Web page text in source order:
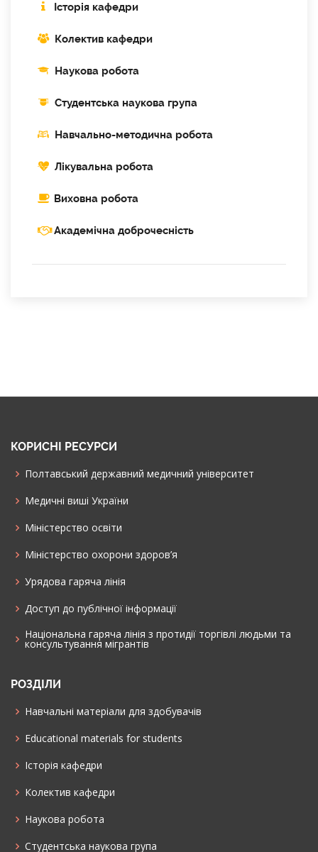
Історія кафедри
Колектив кафедри
Наукова робота
Cтудентська наукова група
Навчально-методична робота
Лікувальна робота
Виховна робота
Академічна доброчесність
КОРИСНІ РЕСУРСИ
Полтавський державний медичний університет
Медичні виші України
Міністерство освіти
Міністерство охорони здоров’я
Урядова гаряча лінія
Доступ до публічної інформації
Національна гаряча лінія з протидії торгівлі людьми та
консультування мiгрантiв
РОЗДІЛИ
Навчальні матеріали для здобувачів
Educational materials for students
Історія кафедри
Колектив кафедри
Наукова робота
Cтудентська наукова група